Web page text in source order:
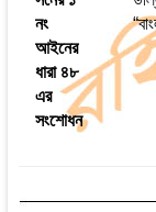
নং
আইনের
ধারা ৪৮
এর
সংশোধন